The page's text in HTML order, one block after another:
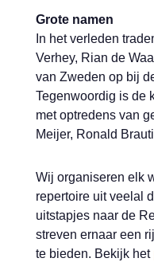
Grote namen
In het verleden
Verhey, Rian de
van Zweden op bij
Tegenwoordig is de
met optredens van
Meijer, Ronald
Wij organiseren elk
repertoire uit veelal
uitstapjes naar de
streven ernaar een
te bieden. Bekijk het